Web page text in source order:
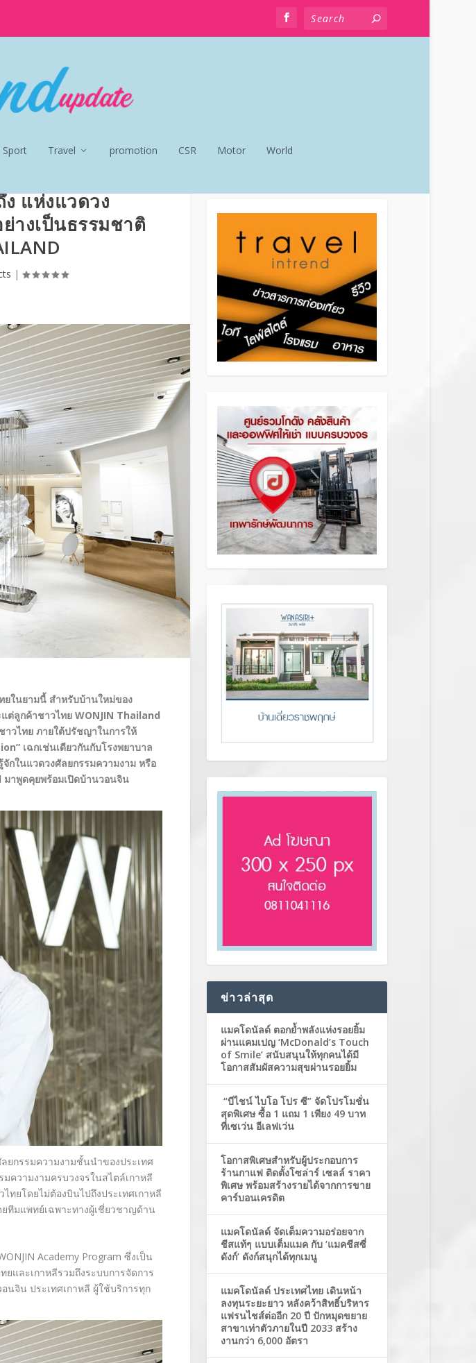
Sport Travel promotion CSR Motor World
แห่งแวดวง
างเป็นธรรมชาติ
|
ยในยามนี้ สำหรับบ้านใหม่ของ
ต่ลูกค้าชาวไทย WONJIN Thailand
าวไทย ภายใต้ปรัชญาในการให้
เฉกเช่นเดียวกันกับโรงพยาบาล
กในแวดวงศัลยกรรมความงาม หรือ
มาพูดคุยพร้อมเปิดบ้านวอนจิน
ยกรรมความงามชั้นนำของประเทศ
ความงามครบวงจรในสไตล์เกาหลี
ทยโดยไม่ต้องบินไปถึงประเทศเกาหลี
ทีมแพทย์เฉพาะทางผู้เชี่ยวชาญด้าน
Academy Program ซึ่งเป็น
และเกาหลีรวมถึงระบบการจัดการ
นจิน ประเทศเกาหลี ผู้ใช้บริการทุก
ข่าวล่าสุด
แมคโดนัลด์ ตอกย้ำพลังแห่งรอยยิ้ม
ผ่านแคมเปญ ‘McDonald’s Touch
of Smile’ สนับสนุนให้ทุกคนได้มี
โอกาสสัมผัสความสุขผ่านรอยยิ้ม
“บีไชน์ ไบโอ โปร ซี” จัดโปรโมชั่น
สุดพิเศษ ซื้อ 1 แถม 1 เพียง 49 บาท
ที่เซเว่น อีเลฟเว่น
โอกาสพิเศษสำหรับผู้ประกอบการ
ร้านกาแฟ ติดตั้งโซล่าร์ เซลล์ ราคา
พิเศษ พร้อมสร้างรายได้จากการขาย
คาร์บอนเครดิต
แมคโดนัลด์ จัดเต็มความอร่อยจาก
ชีสแท้ๆ แบบเต็มแมค กับ ‘แมคชีสซี่
ดังก์’ ดังก์สนุกได้ทุกเมนู
แมคโดนัลด์ ประเทศไทย เดินหน้า
ลงทุนระยะยาว หลังคว้าสิทธิ์บริหาร
แฟรนไชส์ต่ออีก 20 ปี ปักหมุดขยาย
สาขาเท่าตัวภายในปี 2033 สร้าง
งานกว่า 6,000 อัตรา